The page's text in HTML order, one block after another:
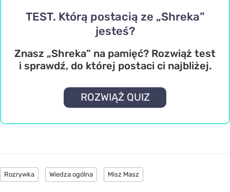
TEST. Którą postacią ze „Shreka”
jesteś?
Znasz „Shreka” na pamięć? Rozwiąż test
i sprawdź, do której postaci ci najbliżej.
ROZWIĄŻ QUIZ
Rozrywka Wiedza ogólna Misz Masz